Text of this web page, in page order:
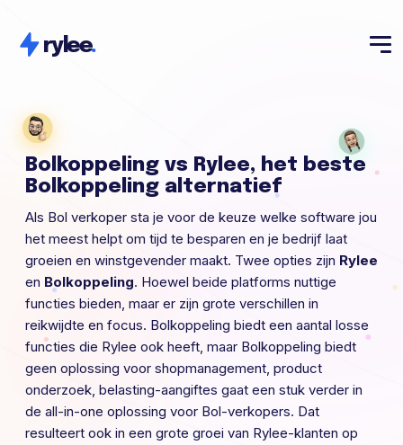
rylee.
Bolkoppeling vs Rylee, het beste
Bolkoppeling alternatief
Als Bol verkoper sta je voor de keuze welke software jou
het meest helpt om tijd te besparen en je bedrijf laat
groeien en winstgevender maakt. Twee opties zijn Rylee
en Bolkoppeling. Hoewel beide platforms nuttige
functies bieden, maar er zijn grote verschillen in
reikwijdte en focus. Bolkoppeling biedt een aantal losse
functies die Rylee ook heeft, maar Bolkoppeling biedt
geen oplossing voor shopmanagement, product
onderzoek, belasting-aangiftes gaat een stuk verder in
de all-in-one oplossing voor Bol-verkopers. Dat
resulteert ook in een grote groei van Rylee-klanten op